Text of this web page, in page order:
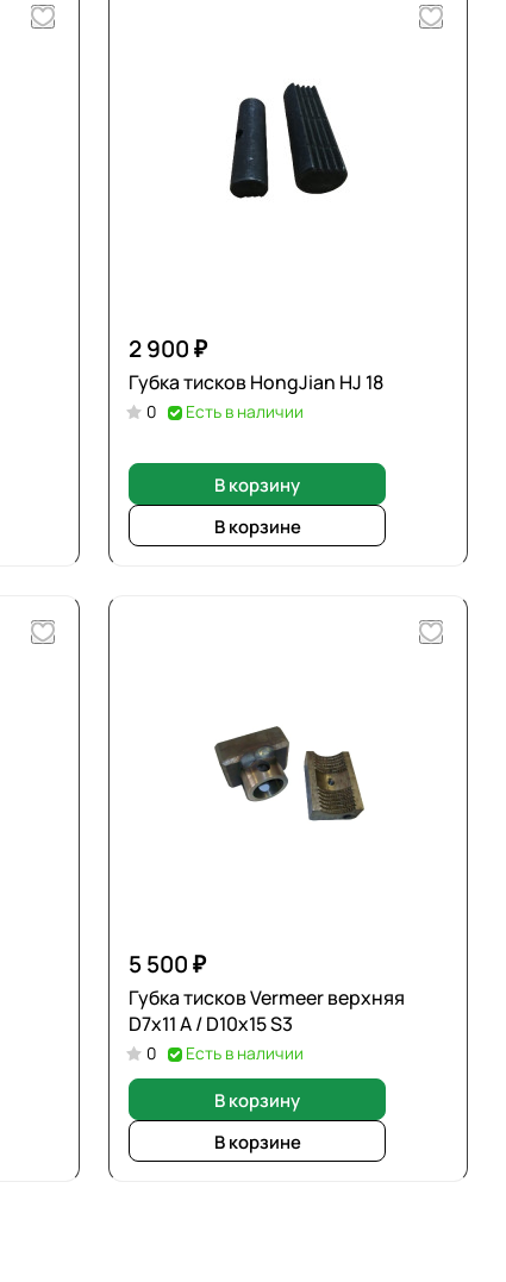
2 900 ₽
Губка тисков HongJian HJ 18
0 Есть в наличии
В корзину
В корзине
5 500 ₽
Губка тисков Vermeer верхняя
D7х11 A / D10х15 S3
0 Есть в наличии
В корзину
В корзине